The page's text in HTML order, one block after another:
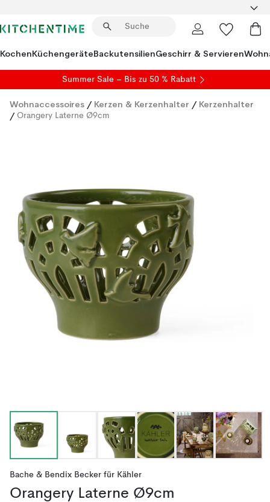
KochenKüchengeräteBackutensilienGeschirr & Servieren
Summer Sale – Bis zu 50 % Rabatt
Wohnaccessoires / Kerzen & Kerzenhalter / Kerzenhalter
/ Orangery Laterne Ø9cm
Bache & Bendix Becker für Kähler
Orangery Laterne Ø9cm